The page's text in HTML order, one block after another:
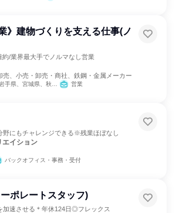
》建物づくりを支える仕事(ノ
/業界最大手でノルマなし営業
売、小売・卸売・商社、鉄鋼・金属メーカー
木県、群馬県、埼玉県、千葉県、神奈川県、新潟県、富山県、石川県、山梨県、長野県、岐阜県、静岡県、愛知県、滋賀県 営業
野にもチャレンジできる※残業ほぼなし
エイション
バックオフィス・事務・受付
ポレートスタッフ)
加速させる＊年休124日◎フレックス